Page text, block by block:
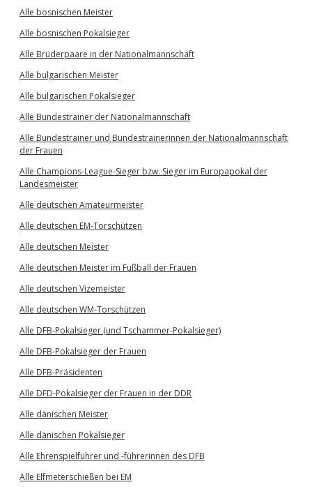
Alle bosnischen Meister
Alle bosnischen Pokalsieger
Alle Brüderpaare in der Nationalmannschaft
Alle bulgarischen Meister
Alle bulgarischen Pokalsieger
Alle Bundestrainer der Nationalmannschaft
Alle Bundestrainer und Bundestrainerinnen der Nationalmannschaft
der Frauen
Alle Champions-League-Sieger bzw. Sieger im Europapokal der
Landesmeister
Alle deutschen Amateurmeister
Alle deutschen EM-Torschützen
Alle deutschen Meister
Alle deutschen Meister im Fußball der Frauen
Alle deutschen Vizemeister
Alle deutschen WM-Torschützen
Alle DFB-Pokalsieger (und Tschammer-Pokalsieger)
Alle DFB-Pokalsieger der Frauen
Alle DFB-Präsidenten
Alle DFD-Pokalsieger der Frauen in der DDR
Alle dänischen Meister
Alle dänischen Pokalsieger
Alle Ehrenspielführer und -führerinnen des DFB
Alle Elfmeterschießen bei EM